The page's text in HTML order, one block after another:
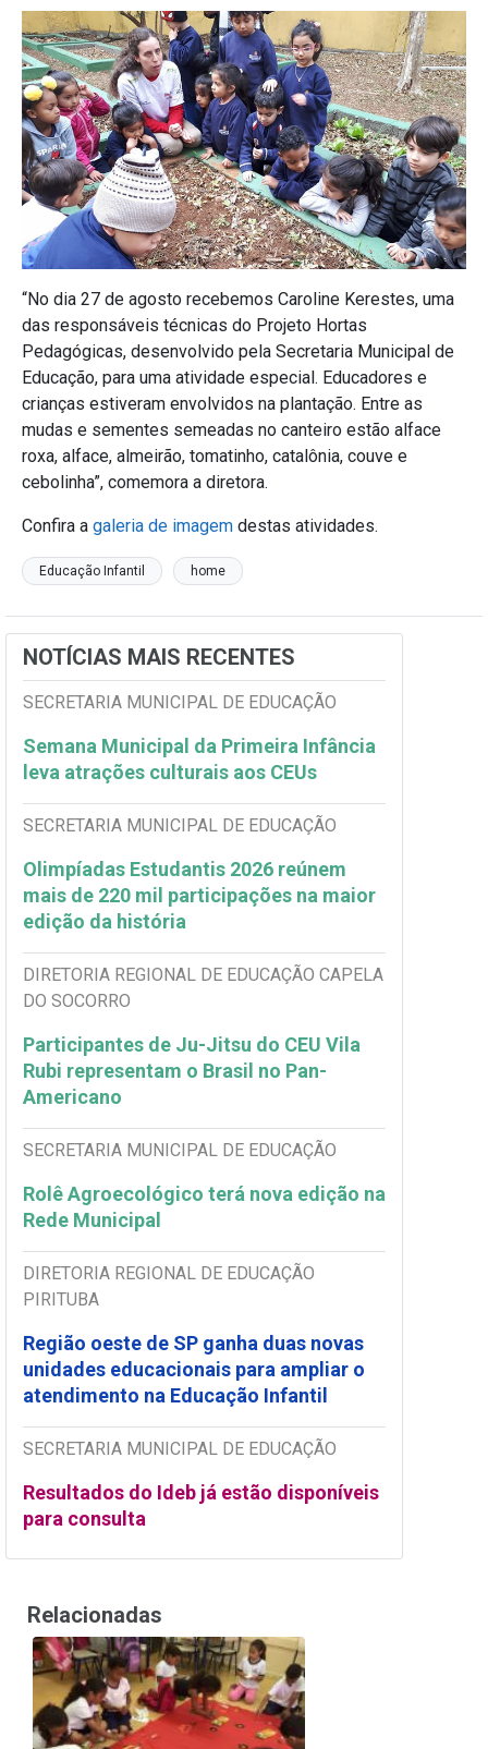
“No dia 27 de agosto recebemos Caroline Kerestes, uma
das responsáveis técnicas do Projeto Hortas
Pedagógicas, desenvolvido pela Secretaria Municipal de
Educação, para uma atividade especial. Educadores e
crianças estiveram envolvidos na plantação. Entre as
mudas e sementes semeadas no canteiro estão alface
roxa, alface, almeirão, tomatinho, catalônia, couve e
cebolinha”, comemora a diretora.
Confira a galeria de imagem destas atividades.
Educação Infantil home
NOTÍCIAS MAIS RECENTES
SECRETARIA MUNICIPAL DE EDUCAÇÃO
Semana Municipal da Primeira Infância
leva atrações culturais aos CEUs
SECRETARIA MUNICIPAL DE EDUCAÇÃO
Olimpíadas Estudantis 2026 reúnem
mais de 220 mil participações na maior
edição da história
DIRETORIA REGIONAL DE EDUCAÇÃO CAPELA
DO SOCORRO
Participantes de Ju-Jitsu do CEU Vila
Rubi representam o Brasil no Pan-
Americano
SECRETARIA MUNICIPAL DE EDUCAÇÃO
Rolê Agroecológico terá nova edição na
Rede Municipal
DIRETORIA REGIONAL DE EDUCAÇÃO
PIRITUBA
Região oeste de SP ganha duas novas
unidades educacionais para ampliar o
atendimento na Educação Infantil
SECRETARIA MUNICIPAL DE EDUCAÇÃO
Resultados do Ideb já estão disponíveis
para consulta
Relacionadas